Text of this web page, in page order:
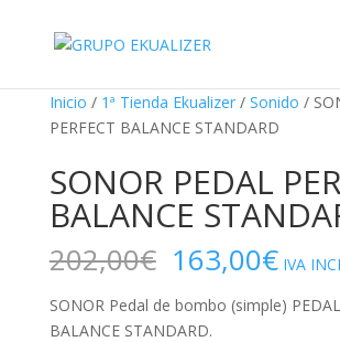
Inicio / 1ª Tienda Ekualizer/ Sonido /
PERFECT BALANCE STANDARD
¡Oferta!
SONOR PEDAL
BALANCE
202,00€ El
precio
original
163,00€El
IVA
SONOR Pedal de bombo (simple) PEDAL
BALANCE STANDARD.